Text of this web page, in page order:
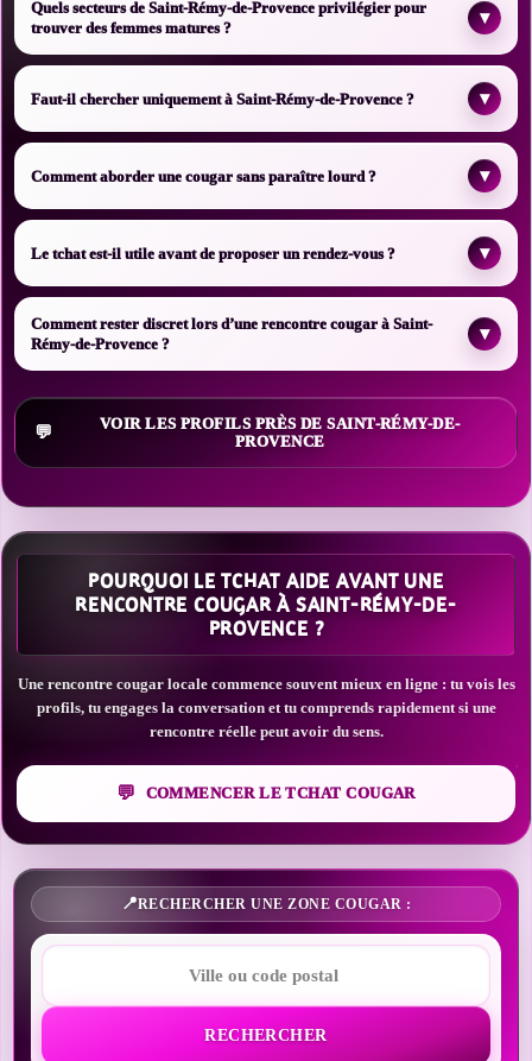
Quels secteurs de Saint-Rémy-de-Provence privilégier pour
trouver des femmes matures ?
▾
Faut-il chercher uniquement à Saint-Rémy-de-Provence ? ▾
Comment aborder une cougar sans paraître lourd ? ▾
Le tchat est-il utile avant de proposer un rendez-vous ? ▾
Comment rester discret lors d’une rencontre cougar à Saint-
Rémy-de-Provence ?
▾
VOIR LES PROFILS PRÈS DE SAINT-RÉMY-DE-
PROVENCE
POURQUOI LE TCHAT AIDE AVANT UNE
RENCONTRE COUGAR À SAINT-RÉMY-DE-
PROVENCE ?
Une rencontre cougar locale commence souvent mieux en ligne : tu vois les
profils, tu engages la conversation et tu comprends rapidement si une
rencontre réelle peut avoir du sens.
COMMENCER LE TCHAT COUGAR
RECHERCHER UNE ZONE COUGAR :
RECHERCHER